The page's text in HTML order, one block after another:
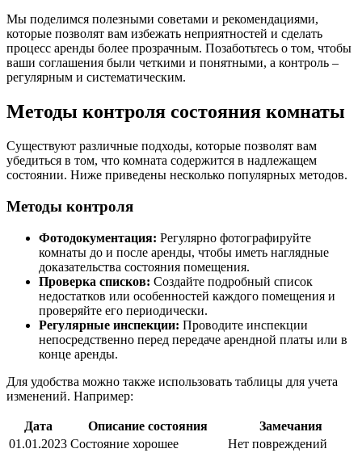
Мы поделимся полезными советами и рекомендациями,
которые позволят вам избежать неприятностей и сделать
процесс аренды более прозрачным. Позаботьтесь о том, чтобы
ваши соглашения были четкими и понятными, а контроль –
регулярным и систематическим.
Методы контроля состояния комнаты
Существуют различные подходы, которые позволят вам
убедиться в том, что комната содержится в надлежащем
состоянии. Ниже приведены несколько популярных методов.
Методы контроля
Фотодокументация: Регулярно фотографируйте
комнаты до и после аренды, чтобы иметь наглядные
доказательства состояния помещения.
Проверка списков: Создайте подробный список
недостатков или особенностей каждого помещения и
проверяйте его периодически.
Регулярные инспекции: Проводите инспекции
непосредственно перед передаче арендной платы или в
конце аренды.
Для удобства можно также использовать таблицы для учета
изменений. Например:
Дата Описание состояния
Замечания
01.01.2023 Состояние хорошее
Нет повреждений